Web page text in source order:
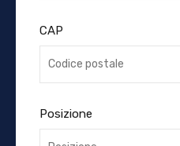
CAP
Posizione